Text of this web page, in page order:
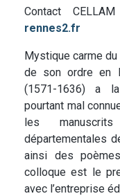
Contact
rennes2.fr
Mystique carme
de son ordre en
(1571-1636) a
pourtant mal
les
départementales
ainsi des
colloque est le
avec l’entreprise